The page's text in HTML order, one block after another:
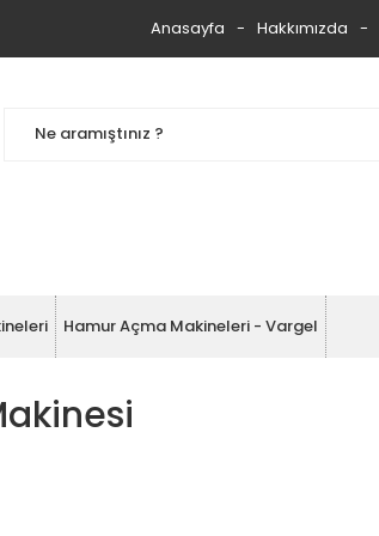
Anasayfa Hakkımızda
Hamur Açma Makineleri - Vargel